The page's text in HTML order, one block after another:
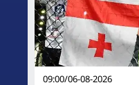
09:00/06-08-2026